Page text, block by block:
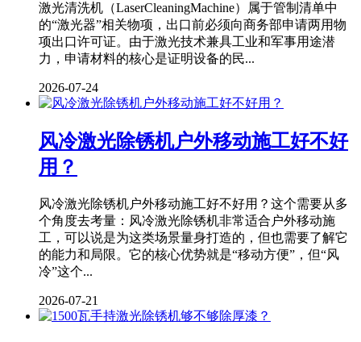
激光清洗机（LaserCleaningMachine）属于管制清单中
的“激光器”相关物项，出口前必须向商务部申请两用物
项出口许可证。由于激光技术兼具工业和军事用途潜
力，申请材料的核心是证明设备的民...
2026-07-24
风冷激光除锈机户外移动施工好不好
用？
风冷激光除锈机户外移动施工好不好用？这个需要从多
个角度去考量：风冷激光除锈机非常适合户外移动施
工，可以说是为这类场景量身打造的，但也需要了解它
的能力和局限。它的核心优势就是“移动方便”，但“风
冷”这个...
2026-07-21